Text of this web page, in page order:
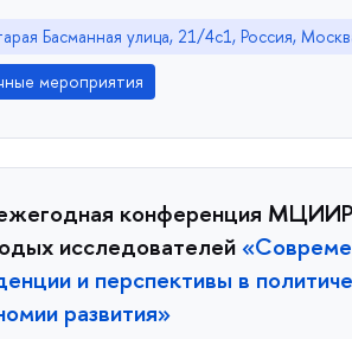
Басманная улица, 21/4с1, Россия,
мероприятия
конференция
исследователей
и перспективы в
развития»